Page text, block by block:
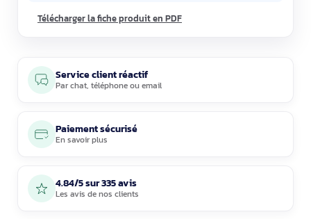
Télécharger la fiche produit en PDF
Service client réactif
Parchat, téléphoneouemail
Paiement sécurisé
En savoir plus
4.84/5 sur 335 avis
Les avis de nos clients